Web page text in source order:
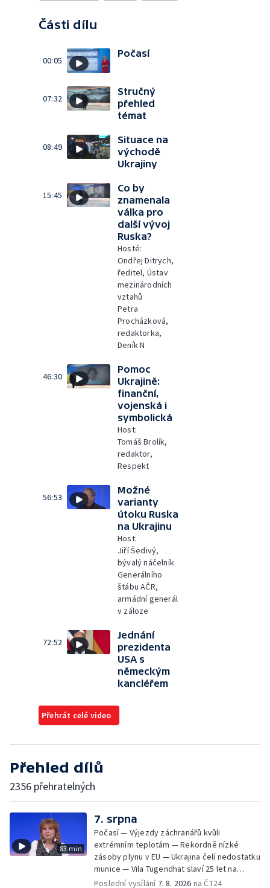
Části dílu
00:05
Počasí
07:32
Stručný
přehled
témat
08:49
Situace na
východě
Ukrajiny
15:45
Co by
znamenala
válka pro
další vývoj
Ruska?
Hosté:
Ondřej Ditrych,
ředitel, Ústav
mezinárodních
vztahů
Petra
Procházková,
redaktorka,
Deník N
46:30
Pomoc
Ukrajině:
finanční,
vojenská i
symbolická
Host:
Tomáš Brolík,
redaktor,
Respekt
56:53
Možné
varianty
útoku Ruska
na Ukrajinu
Host:
Jiří Šedivý,
bývalý náčelník
Generálního
štábu AČR,
armádní generál
v záloze
72:52
Jednání
prezidenta
USA s
německým
kancléřem
Přehrát celé video
Přehled dílů
2356 přehratelných
83 min
7. srpna
Počasí — Výjezdy záchranářů kvůli
extrémním teplotám — Rekordně nízké
zásoby plynu v EU — Ukrajina čelí nedostatku
munice — Vila Tugendhat slaví 25 let na
seznamu UNESCO
Poslední vysílání 7. 8. 2026 na ČT24